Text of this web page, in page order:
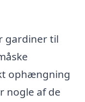
gardiner til
ophængning
nogle af de